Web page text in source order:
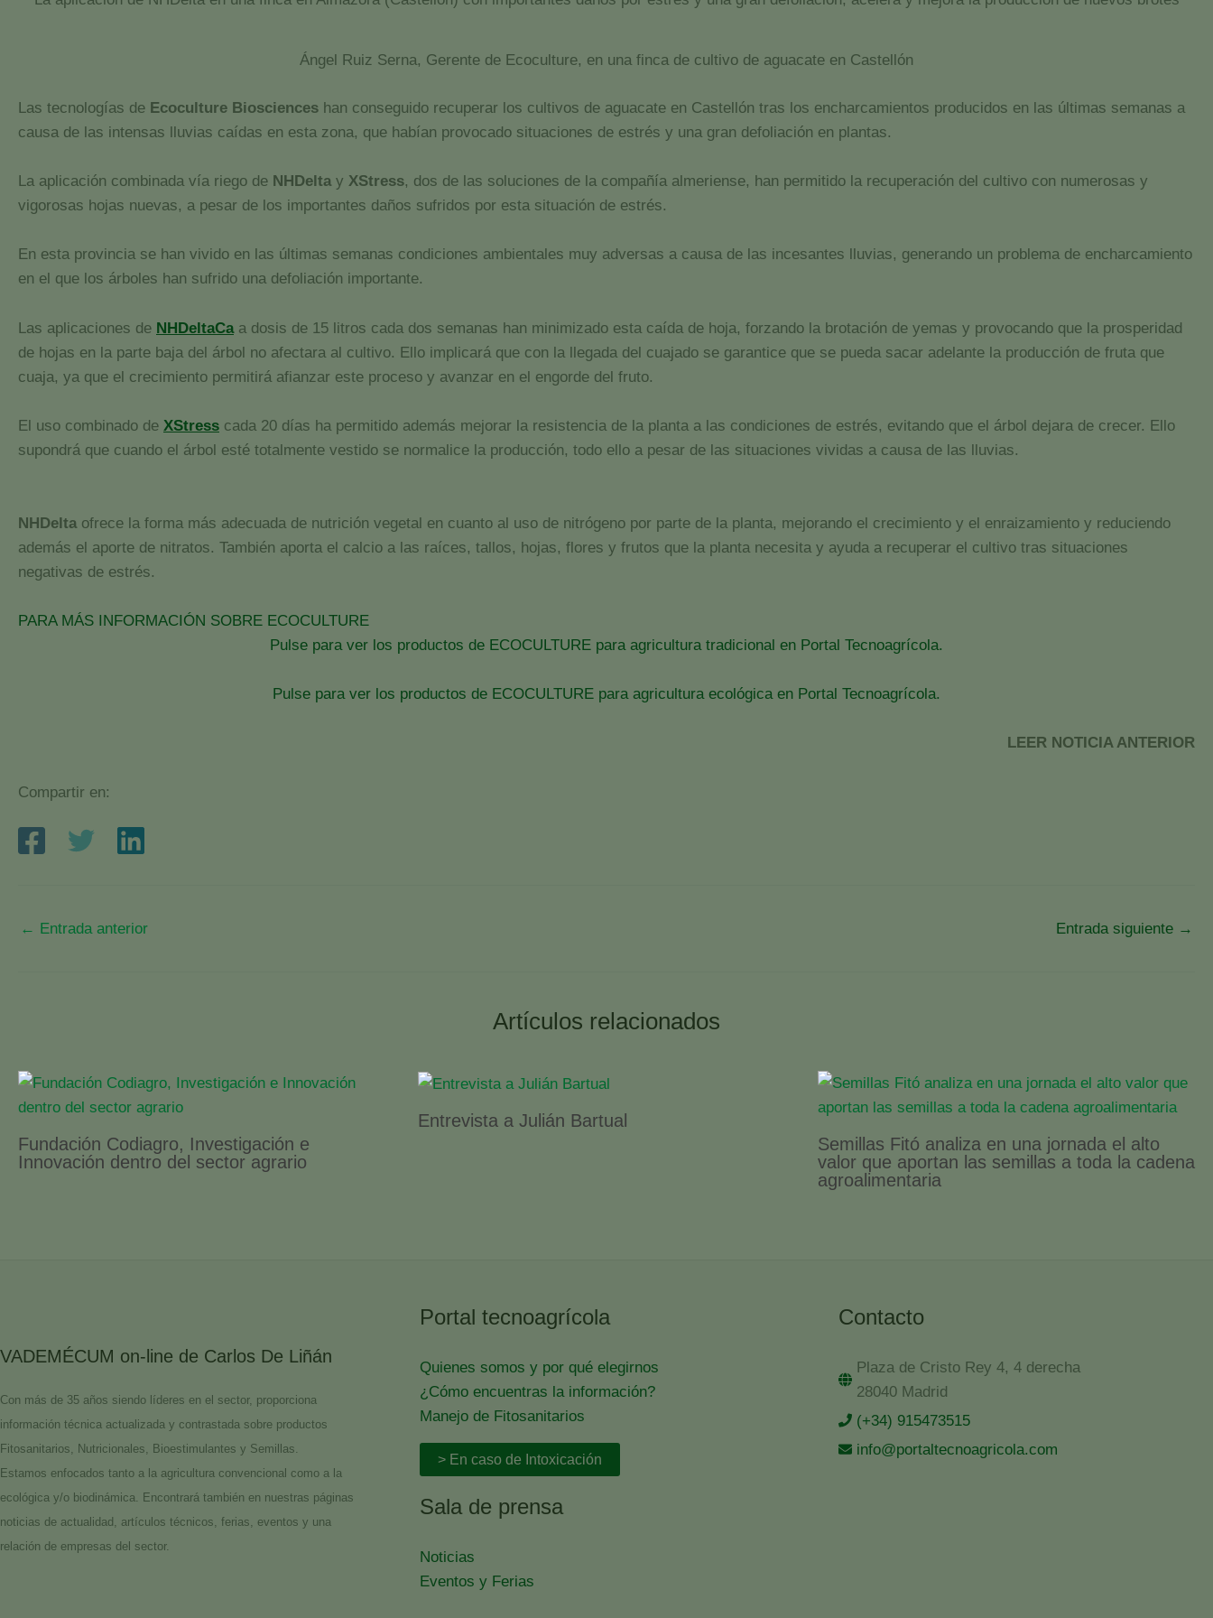
Ángel Ruiz Serna, Gerente de Ecoculture, en una finca de cultivo de aguacate en Castellón
Las tecnologías de Ecoculture Biosciences han conseguido recuperar los cultivos de aguacate en Castellón tras los encharcamientos producidos en las últimas semanas a
causa de las intensas lluvias caídas en esta zona, que habían provocado situaciones de estrés y una gran defoliación en plantas.
La aplicación combinada vía riego de NHDeltay XStress, dos de las soluciones de la compañía almeriense, han permitido la recuperación del cultivo con numerosas y
vigorosas hojas nuevas, a pesar de los importantes daños sufridos por esta situación de estrés.
En esta provincia se han vivido en las últimas semanas condiciones ambientales muy adversas a causa de las incesantes lluvias, generando un problema de encharcamiento
en el que los árboles han sufrido una defoliación importante.
Las aplicaciones de NHDeltaCaa dosis de 15 litros cada dos semanas han minimizado esta caída de hoja, forzando la brotación de yemas y provocando que la prosperidad
de hojas en la parte baja del árbol no afectara al cultivo. Ello implicará que con la llegada del cuajado se garantice que se pueda sacar adelante la producción de fruta que
cuaja, ya que el crecimiento permitirá afianzar este proceso y avanzar en el engorde del fruto.
El uso combinado de XStress cada 20 días ha permitido además mejorar la resistencia de la planta a las condiciones de estrés, evitando que el árbol dejara de crecer. Ello
supondrá que cuando el árbol esté totalmente vestido se normalice la producción, todo ello a pesar de las situaciones vividas a causa de las lluvias.
NHDeltaofrece la forma más adecuada de nutrición vegetal en cuanto al uso de nitrógeno por parte de la planta, mejorando el crecimiento y el enraizamiento y reduciendo
además el aporte de nitratos. También aporta el calcio a las raíces, tallos, hojas, flores y frutos que la planta necesita y ayuda a recuperar el cultivo tras situaciones
negativas de estrés.
PARA MÁS INFORMACIÓN SOBRE ECOCULTURE
Pulse para ver los productos de ECOCULTURE para agricultura tradicional en Portal Tecnoagrícola.
Pulse para ver los productos de ECOCULTURE para agricultura ecológica en Portal Tecnoagrícola.
LEER NOTICIA ANTERIOR
Compartir en:
← Entrada anterior Entrada siguiente →
Artículos relacionados
Fundación Codiagro, Investigación e
Innovación dentro del sector agrario
Entrevista a Julián Bartual
Semillas Fitó analiza en una jornada el alto
valor que aportan las semillas a toda la cadena
agroalimentaria
VADEMÉCUM on-line de Carlos De Liñán
Con más de 35 años siendo líderes en el sector, proporciona
información técnica actualizada y contrastada sobre productos
Fitosanitarios, Nutricionales, Bioestimulantes y Semillas.
Estamos enfocados tanto a la agricultura convencional como a la
ecológica y/o biodinámica. Encontrará también en nuestras páginas
noticias de actualidad, artículos técnicos, ferias, eventos y una
relación de empresas del sector.
Portal tecnoagrícola
Quienes somos y por qué elegirnos
¿Cómo encuentras la información?
Manejo de Fitosanitarios
> En caso de Intoxicación
Sala de prensa
Noticias
Eventos y Ferias
Contacto
Plaza de Cristo Rey 4, 4 derecha
28040 Madrid
(+34) 915473515
info@portaltecnoagricola.com